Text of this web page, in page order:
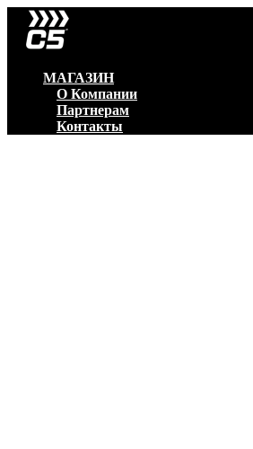
МАГАЗИН
О Компании
Партнерам
Контакты